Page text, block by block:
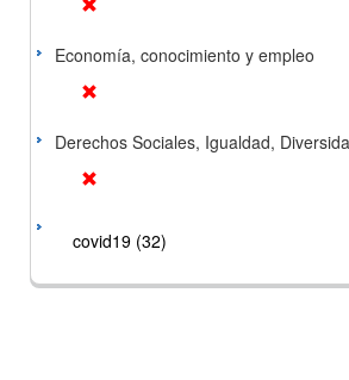
Economía, conocimiento y empleo
Derechos Sociales, Igualdad,
covid19 (32)